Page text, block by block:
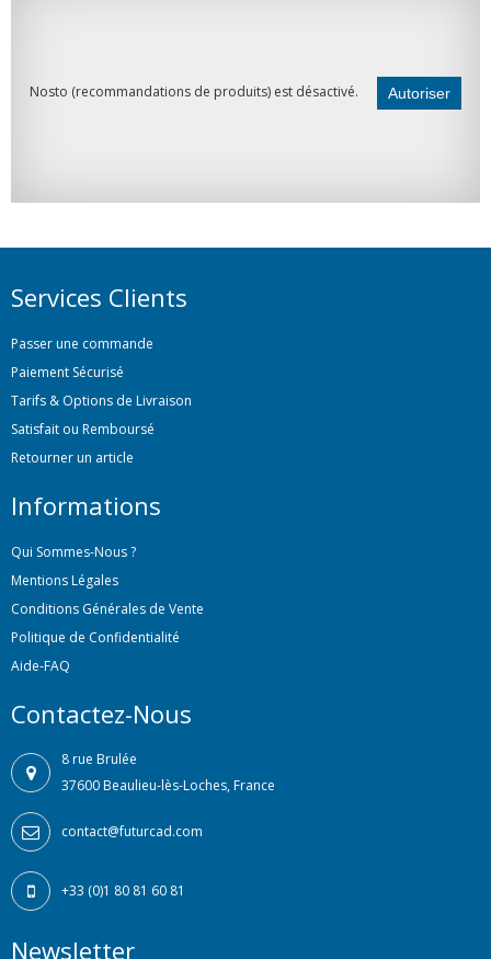
Nosto (recommandations de produits) est désactivé. Autoriser
Services Clients
Passer une commande
Paiement Sécurisé
Tarifs & Options de Livraison
Satisfait ou Remboursé
Retourner un article
Informations
Qui Sommes-Nous ?
Mentions Légales
Conditions Générales de Vente
Politique de Confidentialité
Aide-FAQ
Contactez-Nous
8 rue Brulée
37600 Beaulieu-lès-Loches, France
contact@futurcad.com
+33 (0)1 80 81 60 81
Newsletter